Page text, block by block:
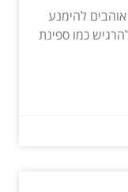
להימנע
כמו ספינת